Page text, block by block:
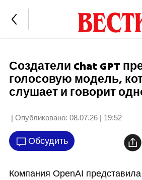
Создатели Chat GPT
голосовую модель,
слушает и говорит
| Опубликовано: 08.07.26 | 19:52
Обсудить
Компания OpenAI